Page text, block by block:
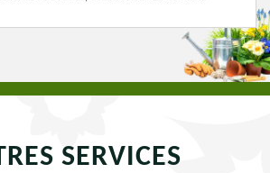
SERVICES